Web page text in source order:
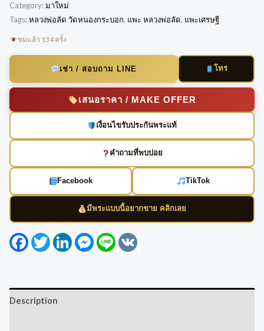
Category:มาใหม่
Tags:หลวงพ่อลัด วัดหนองกระบอก, แพะ หลวงพ่อลัด, แพะเศรษฐี
ชมแล้ว 134 ครั้ง
เช่า / สอบถาม LINE โทร
เสนอราคา / MAKE OFFER
เงื่อนไขรับประกันพระแท้
คำถามที่พบบ่อย
Facebook TikTok
มีพระแบบนี้อยากขาย คลิกเลย
FacebookTwitterLinkedInMessenger
Line
Description